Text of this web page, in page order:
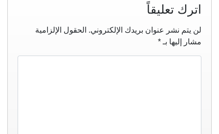
اترك تعليقاً
لن يتم نشر عنوان بريدك الإلكتروني. الحقول الإلزامية
مشار إليها بـ *